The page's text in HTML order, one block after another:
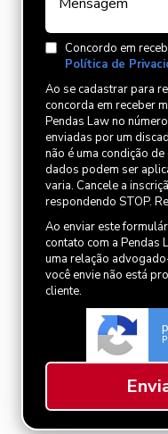
Concordo em
Política de
Ao se cadastrar para
concorda em receber
Pendas Law no
enviadas por um
não é uma condição
dados podem ser
varia. Cancele a
respondendo STOP.
Ao enviar este
contato com a Pendas
uma relação
você envie não está
cliente.